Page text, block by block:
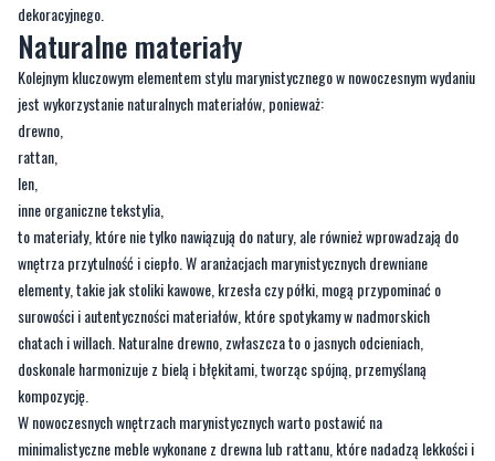
dekoracyjnego.
Naturalne materiały
Kolejnym kluczowym elementem stylu marynistycznego w nowoczesnym wydaniu
jest wykorzystanie naturalnych materiałów, ponieważ:
drewno,
rattan,
len,
inne organiczne tekstylia,
to materiały, które nie tylko nawiązują do natury, ale również wprowadzają do
wnętrza przytulność i ciepło. W aranżacjach marynistycznych drewniane
elementy, takie jak stoliki kawowe, krzesła czy półki, mogą przypominać o
surowości i autentyczności materiałów, które spotykamy w nadmorskich
chatach i willach. Naturalne drewno, zwłaszcza to o jasnych odcieniach,
doskonale harmonizuje z bielą i błękitami, tworząc spójną, przemyślaną
kompozycję.
W nowoczesnych wnętrzach marynistycznych warto postawić na
minimalistyczne meble wykonane z drewna lub rattanu, które nadadzą lekkości i